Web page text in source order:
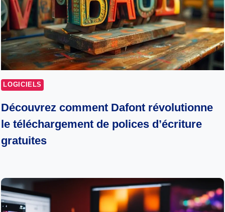
LOGICIELS
Découvrez comment Dafont révolutionne
le téléchargement de polices d’écriture
gratuites